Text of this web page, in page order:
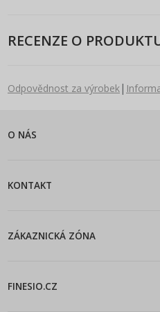
RECENZE O
Odpovědnost za výrobek|
O NÁS
KONTAKT
ZÁKAZNICKÁ ZÓNA
FINESIO.CZ